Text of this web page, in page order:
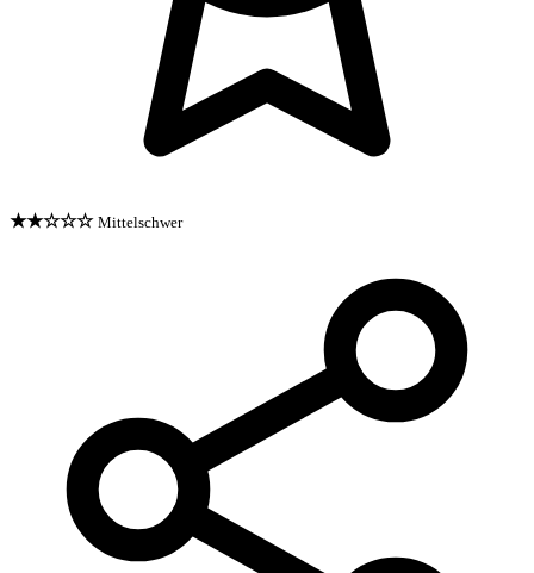
★★☆☆☆ Mittelschwer